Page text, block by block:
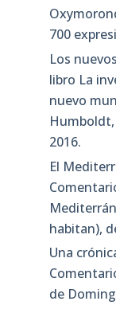
700
Los
libro La
nuevo
2016.
El
habitan),
Una
de